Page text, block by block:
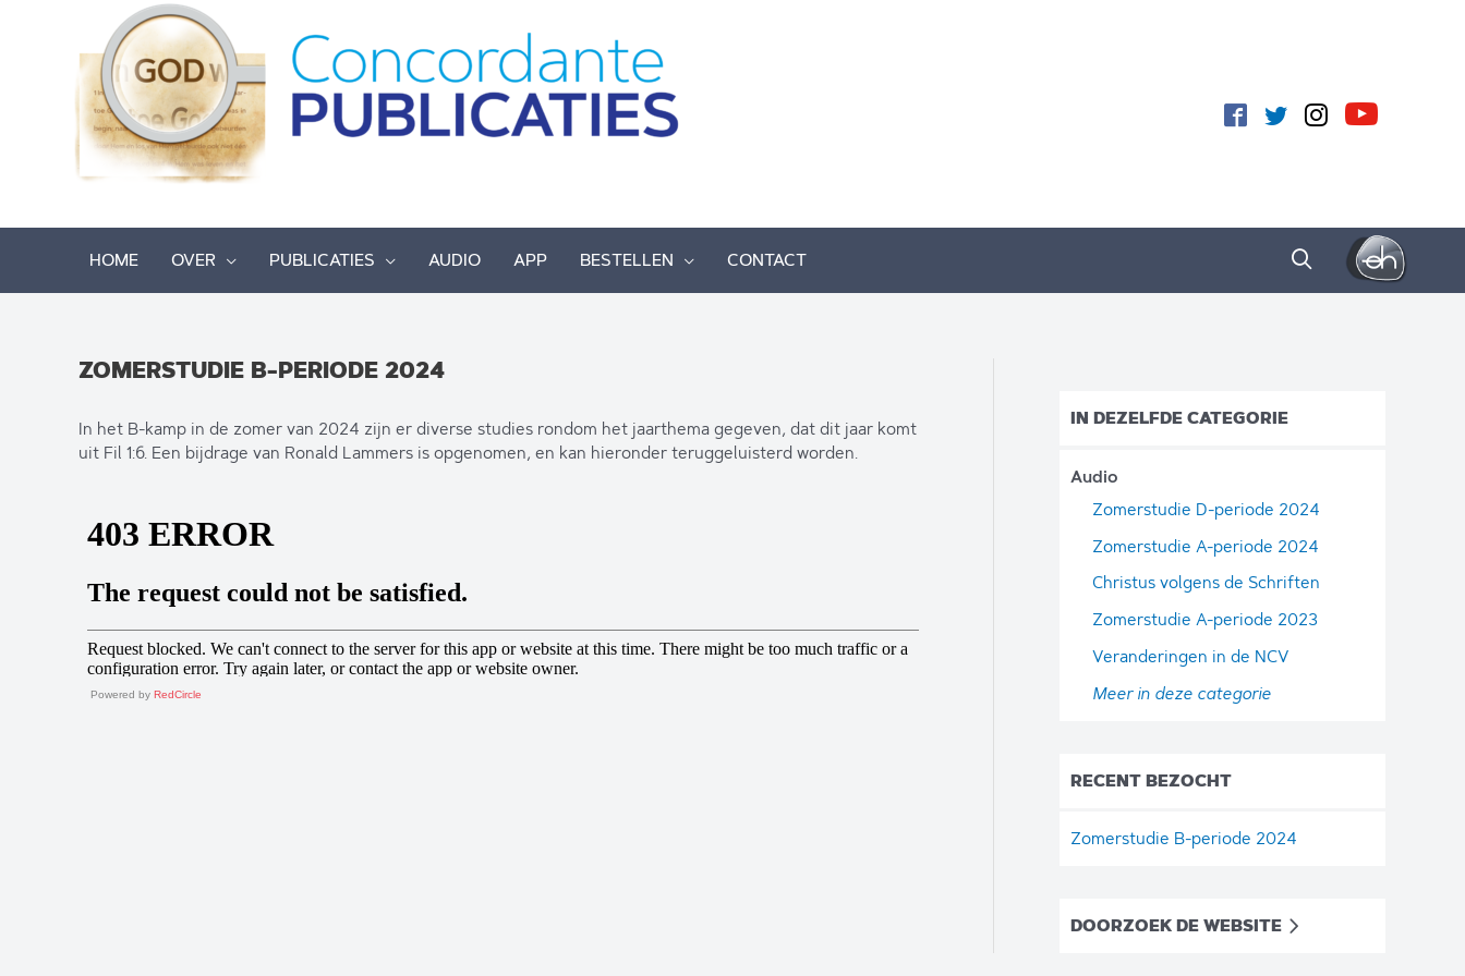
HOME OVER PUBLICATIES AUDIO APP BESTELLEN CONTACT
ZOMERSTUDIE B-PERIODE 2024
In het B-kamp in de zomer van 2024 zijn er diverse studies rondom het jaarthema gegeven, dat dit jaar komt
uit Fil 1:6. Een bijdrage van Ronald Lammers is opgenomen, en kan hieronder teruggeluisterd worden.
Powered by RedCircle
IN DEZELFDE CATEGORIE
Audio
Zomerstudie D-periode 2024
Zomerstudie A-periode 2024
Christus volgens de Schriften
Zomerstudie A-periode 2023
Veranderingen in de NCV
Meer in deze categorie
RECENT BEZOCHT
Zomerstudie B-periode 2024
DOORZOEK DE WEBSITE